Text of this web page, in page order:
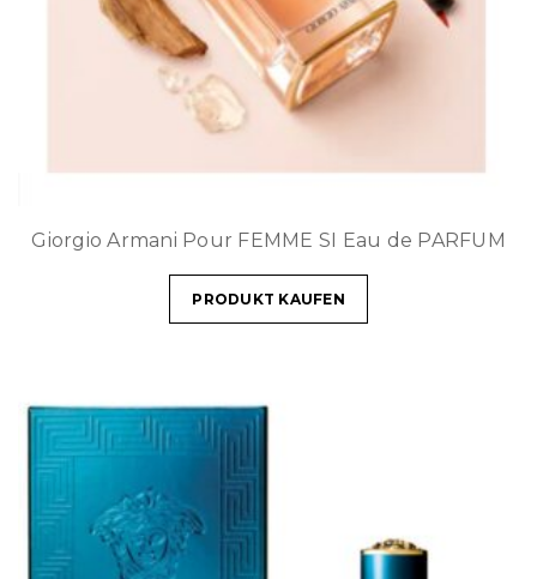
Giorgio Armani Pour FEMME SI Eau de PARFUM
PRODUKT KAUFEN